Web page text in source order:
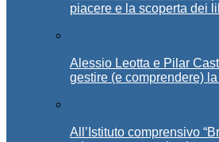
piacere e la scoperta dei
Alessio Leotta e Pilar
gestire (e comprendere)
All’Istituto comprensivo